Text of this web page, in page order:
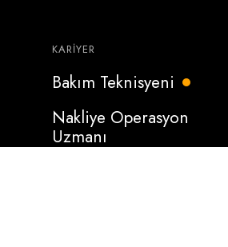
KARIYER
Bakım Teknisyeni
Nakliye Operasyon
Uzmanı